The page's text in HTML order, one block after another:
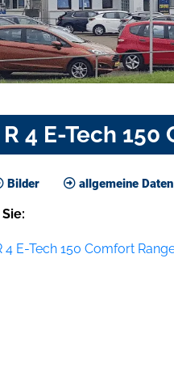
4 E-Tech
Bilder allgemeine Daten
: